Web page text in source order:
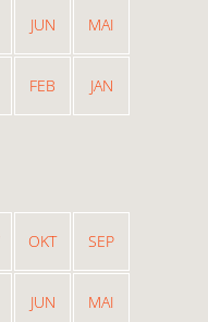
JUN MAI
FEB JAN
OKT SEP
JUN MAI